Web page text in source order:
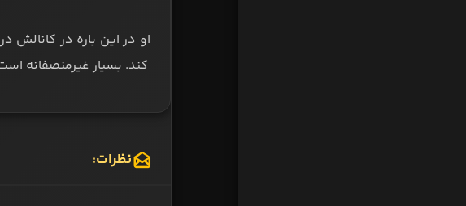
او در این باره در کانالش
کند. بسیار غیرمنصفانه
نظرات: